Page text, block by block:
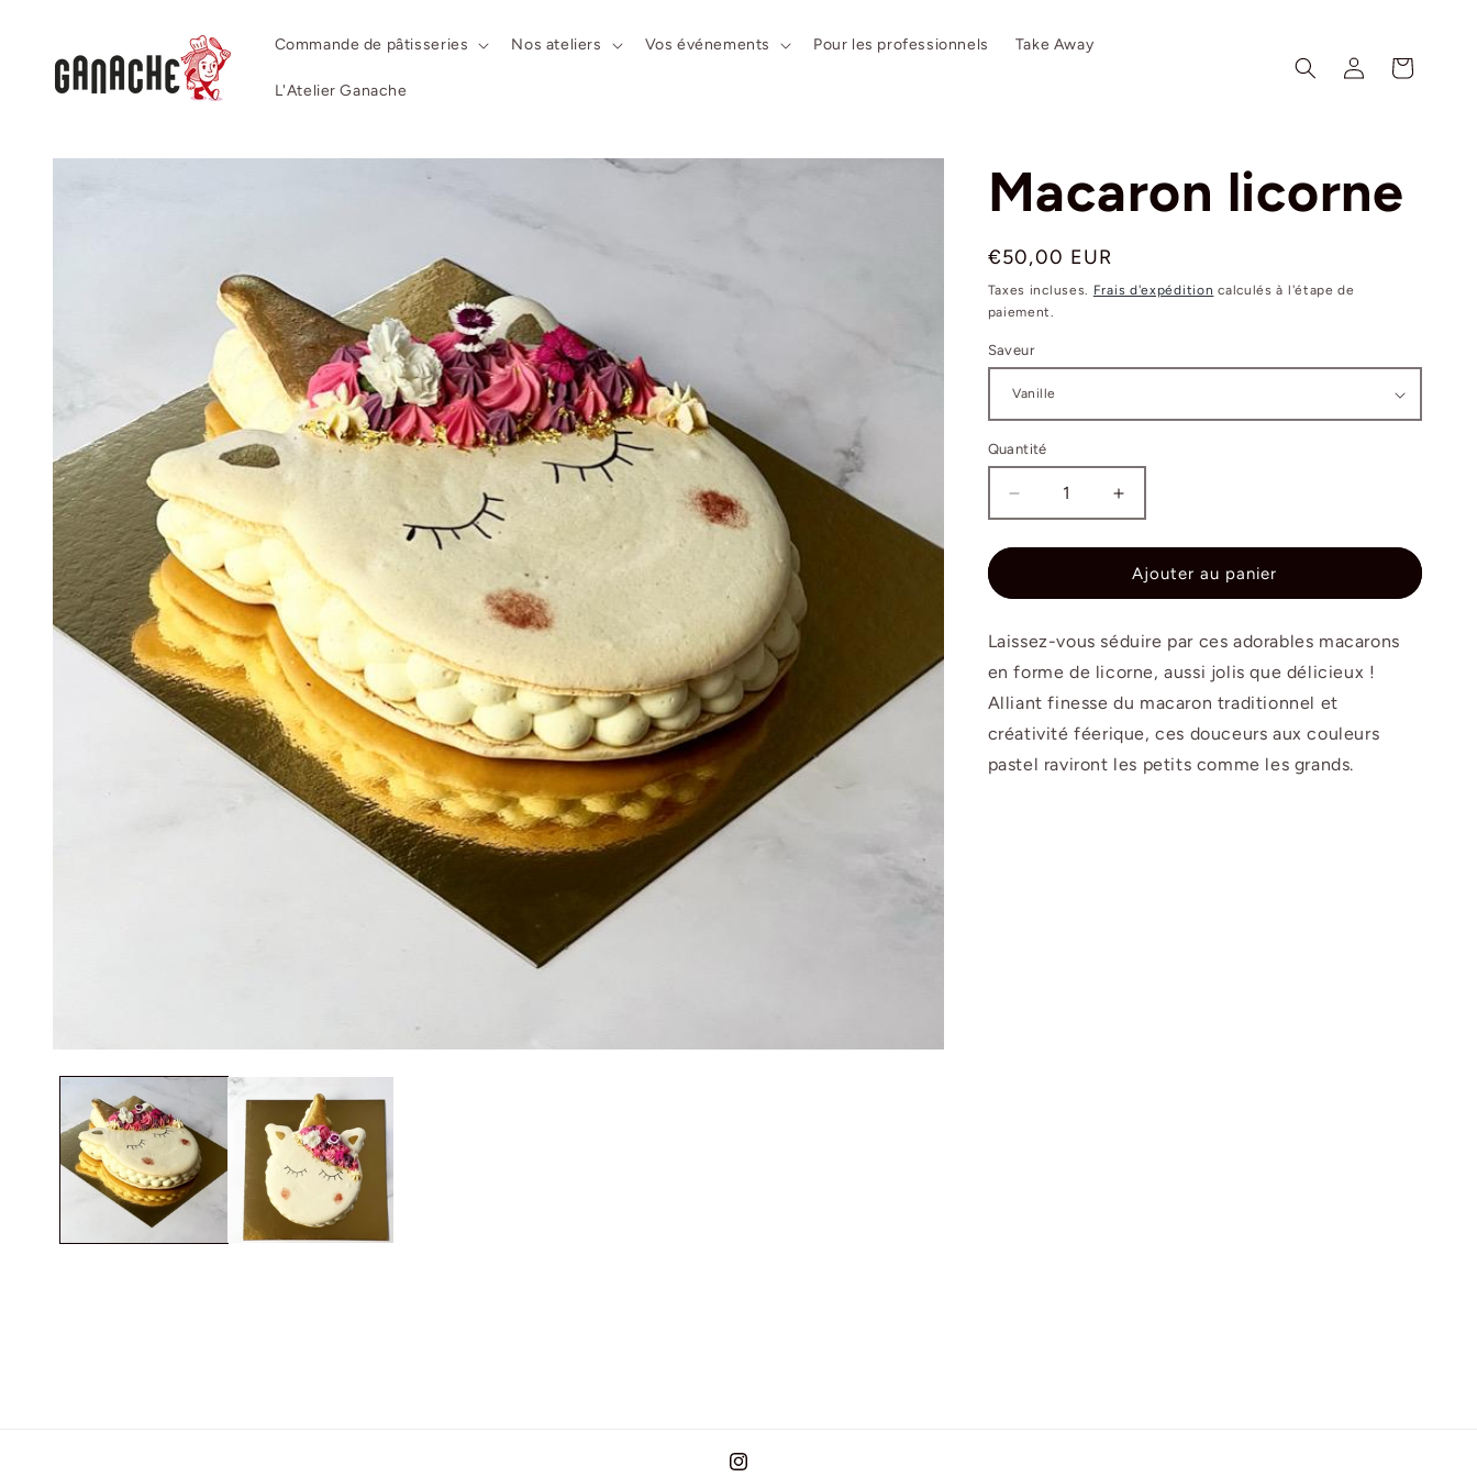
contenu
Commande de pâtisseries Nos ateliers Vos événements Pour les professionnels Take Away
L'Atelier Ganache
ConnexionPanier
Passer aux
Macaron licorne
Prix
habituel
€50,00 EUR
Taxes incluses. Frais d'expédition calculés à l'étape de
paiement.
Saveur
Quantité
Réduire
la
quantité
Macaron
Augmenter
la
quantité
de
Macaron
Ajouter au panier
Laissez-vous séduire par ces adorables macarons
en forme de licorne, aussi jolis que délicieux !
Alliant finesse du macaron traditionnel et
créativité féerique, ces douceurs aux couleurs
pastel raviront les petits comme les grands.